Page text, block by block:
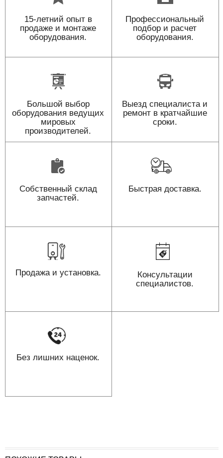
15-летний опыт в
продаже и монтаже
оборудования.
Профессиональный
подбор и расчет
оборудования.
Большой выбор
оборудования ведущих
мировых
производителей.
Выезд специалиста и
ремонт в кратчайшие
сроки.
Собственный склад
запчастей.
Быстрая доставка.
Продажа и установка.
Консультации
специалистов.
Без лишних наценок.